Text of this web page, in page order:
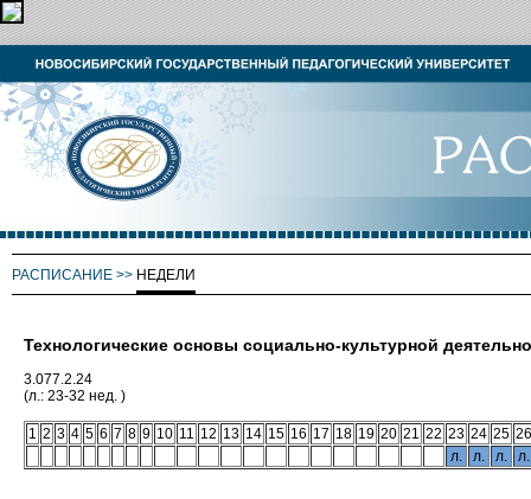
РАСПИСАНИЕ >> НЕДЕЛИ
Технологические основы социально-культурной
3.077.2.24
(л.: 23-32 нед. )
1 2 3 4 5 6 7 8 9 10 11 12 13 14 15 16 17 18 19 20 21 22 23 24 25 26
л.
л. л. л.